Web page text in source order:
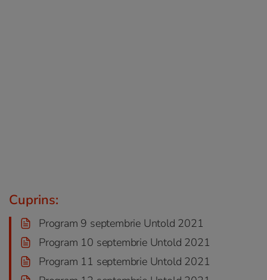
Cuprins:
Program 9 septembrie Untold 2021
Program 10 septembrie Untold 2021
Program 11 septembrie Untold 2021